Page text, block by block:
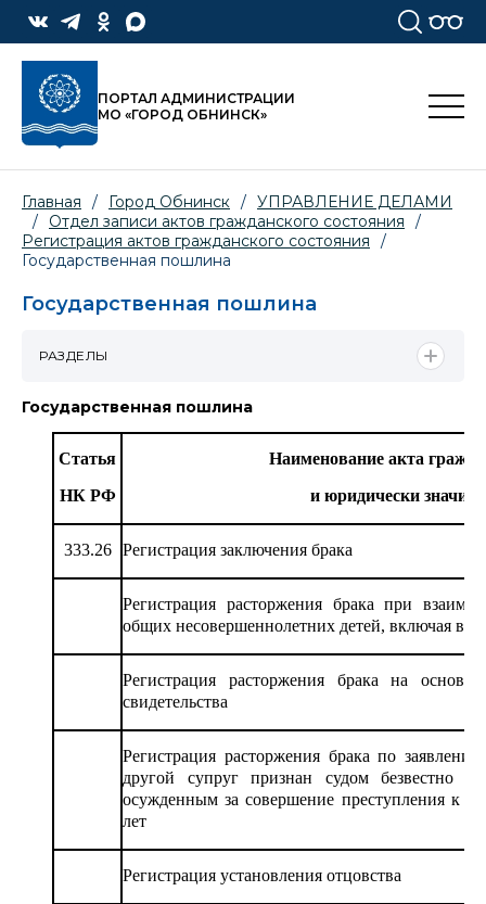
ПОРТАЛ АДМИНИСТРАЦИИ
МО «ГОРОД ОБНИНСК»
Главная / Город Обнинск / УПРАВЛЕНИЕ ДЕЛАМИ
/
Отдел записи актов гражданского состояния
/
Регистрация актов гражданского состояния
/
Государственная пошлина
Государственная пошлина
Государственная пошлина
Статья
НК РФ
Наименование акта
и юридически
333.26 Регистрация заключения брака
Регистрация расторжения брака при
общих несовершеннолетних детей, включая
Регистрация расторжения брака на
свидетельства
Регистрация расторжения брака по
другой супруг признан судом безвестно
осужденным за совершение преступления к
лет
Регистрация установления отцовства
РАЗДЕЛЫ